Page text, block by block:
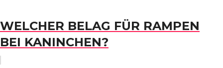
WELCHER BELAG FÜR RAMPEN
BEI KANINCHEN?